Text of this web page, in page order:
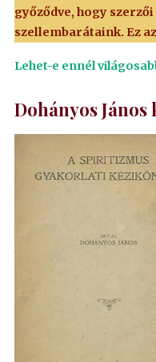
győződve, hogy
szellembarátaink. Ez
Lehet-e ennél
Dohányos János